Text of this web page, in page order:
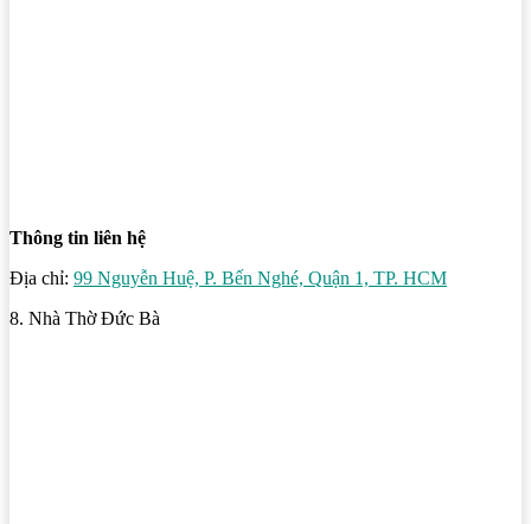
Thông tin liên hệ
Địa chỉ: 99 Nguyễn Huệ, P. Bến Nghé, Quận 1, TP. HCM
8. Nhà Thờ Đức Bà